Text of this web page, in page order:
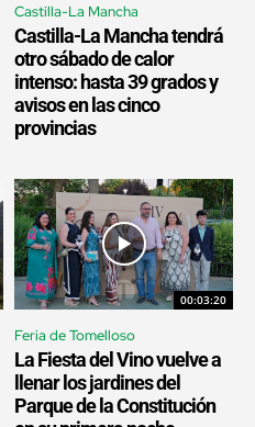
Castilla-La Mancha
Castilla-La Mancha tendrá
otro sábado de calor
intenso: hasta 39 grados y
avisos en las cinco
provincias
00:03:20
Feria de Tomelloso
La Fiesta del Vino vuelve a
llenar los jardines del
Parque de la Constitución